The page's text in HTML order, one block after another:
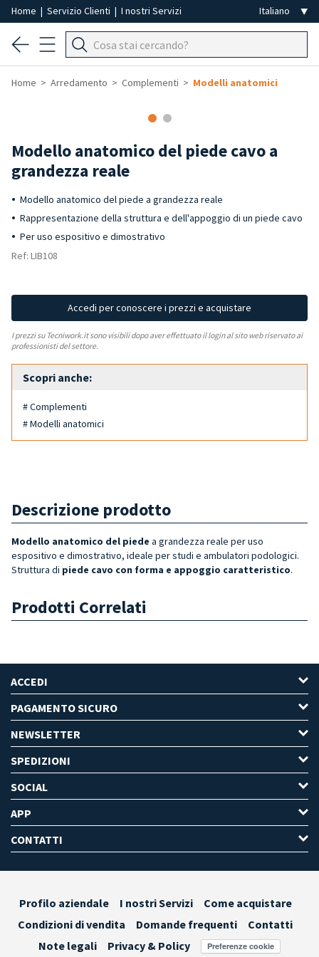
Home | Servizio Clienti | I nostri Servizi
Home Arredamento Complementi Modelli anatomici
Modello anatomico del piede cavo a
grandezza reale
Modello anatomico del piede a grandezza reale
Rappresentazione della struttura e dell'appoggio di un piede cavo
Per uso espositivo e dimostrativo
Ref: LIB108
Accedi per conoscere i prezzi e acquistare
I prezzi su Tecniwork.it sono visibili dopo aver effettuato il login al sito web riservato ai
professionisti del settore.
Scopri anche:
# Complementi
# Modelli anatomici
Descrizione prodotto
Modello anatomico del piede a grandezza reale per uso
espositivo e dimostrativo, ideale per studi e ambulatori podologici.
Struttura di piede cavo con forma e appoggio caratteristico.
Prodotti Correlati
ACCEDI
PAGAMENTO SICURO
NEWSLETTER
SPEDIZIONI
SOCIAL
APP
CONTATTI
Profilo aziendale I nostri Servizi
Come acquistare
Condizioni di vendita
Domande frequenti
Contatti
Note legali
Privacy & Policy Preferenze cookie